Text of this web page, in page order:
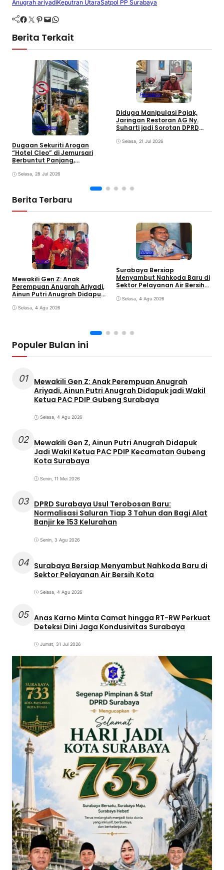
Anugrah ariyadiKeputran UtaraSatpol PP Surabaya
Facebook Twitter Pinterest Mail WhatsApp
Berita Terkait
Peristiwa
Dugaan Sekuriti Arogan
“Hotel Cleo” di Jemursari
Berbuntut Panjang,
Mulai Dipertanyakan
Selasa, 28 Jul 2026
Peristiwa
Diduga Manipulasi Pajak,
Jaringan Restoran AG Ny.
Suharti jadi Sorotan DPRD
Selasa, 21 Jul 2026
Berita Terbaru
Politik
Mewakili Gen Z: Anak
Perempuan Anugrah Ariyadi,
Ainun Putri Anugrah Didapuk
Gubeng Surabaya
Selasa, 4 Agu 2026
News
Surabaya Bersiap
Menyambut Nahkoda Baru di
Sektor Pelayanan Air Bersih
Selasa, 4 Agu 2026
Populer Bulan ini
01
Mewakili Gen Z: Anak Perempuan Anugrah
Ariyadi, Ainun Putri Anugrah Didapuk jadi Wakil
Ketua PAC PDIP Gubeng Surabaya
Selasa, 4 Agu 2026
02 Mewakili Gen Z, Ainun Putri Anugrah Didapuk
Jadi Wakil Ketua PAC PDIP Kecamatan Gubeng
Kota Surabaya
Senin, 11 Mei 2026
03 DPRD Surabaya Usul Terobosan Baru:
Normalisasi Saluran Tiap 3 Tahun dan Bagi Alat
Banjir ke 153 Kelurahan
Senin, 3 Agu 2026
04 Surabaya Bersiap Menyambut Nahkoda Baru di
Sektor Pelayanan Air Bersih Kota
Selasa, 4 Agu 2026
05 Anas Karno Minta Camat hingga RT-RW Perkuat
Deteksi Dini Jaga Kondusivitas Surabaya
Jumat, 31 Jul 2026